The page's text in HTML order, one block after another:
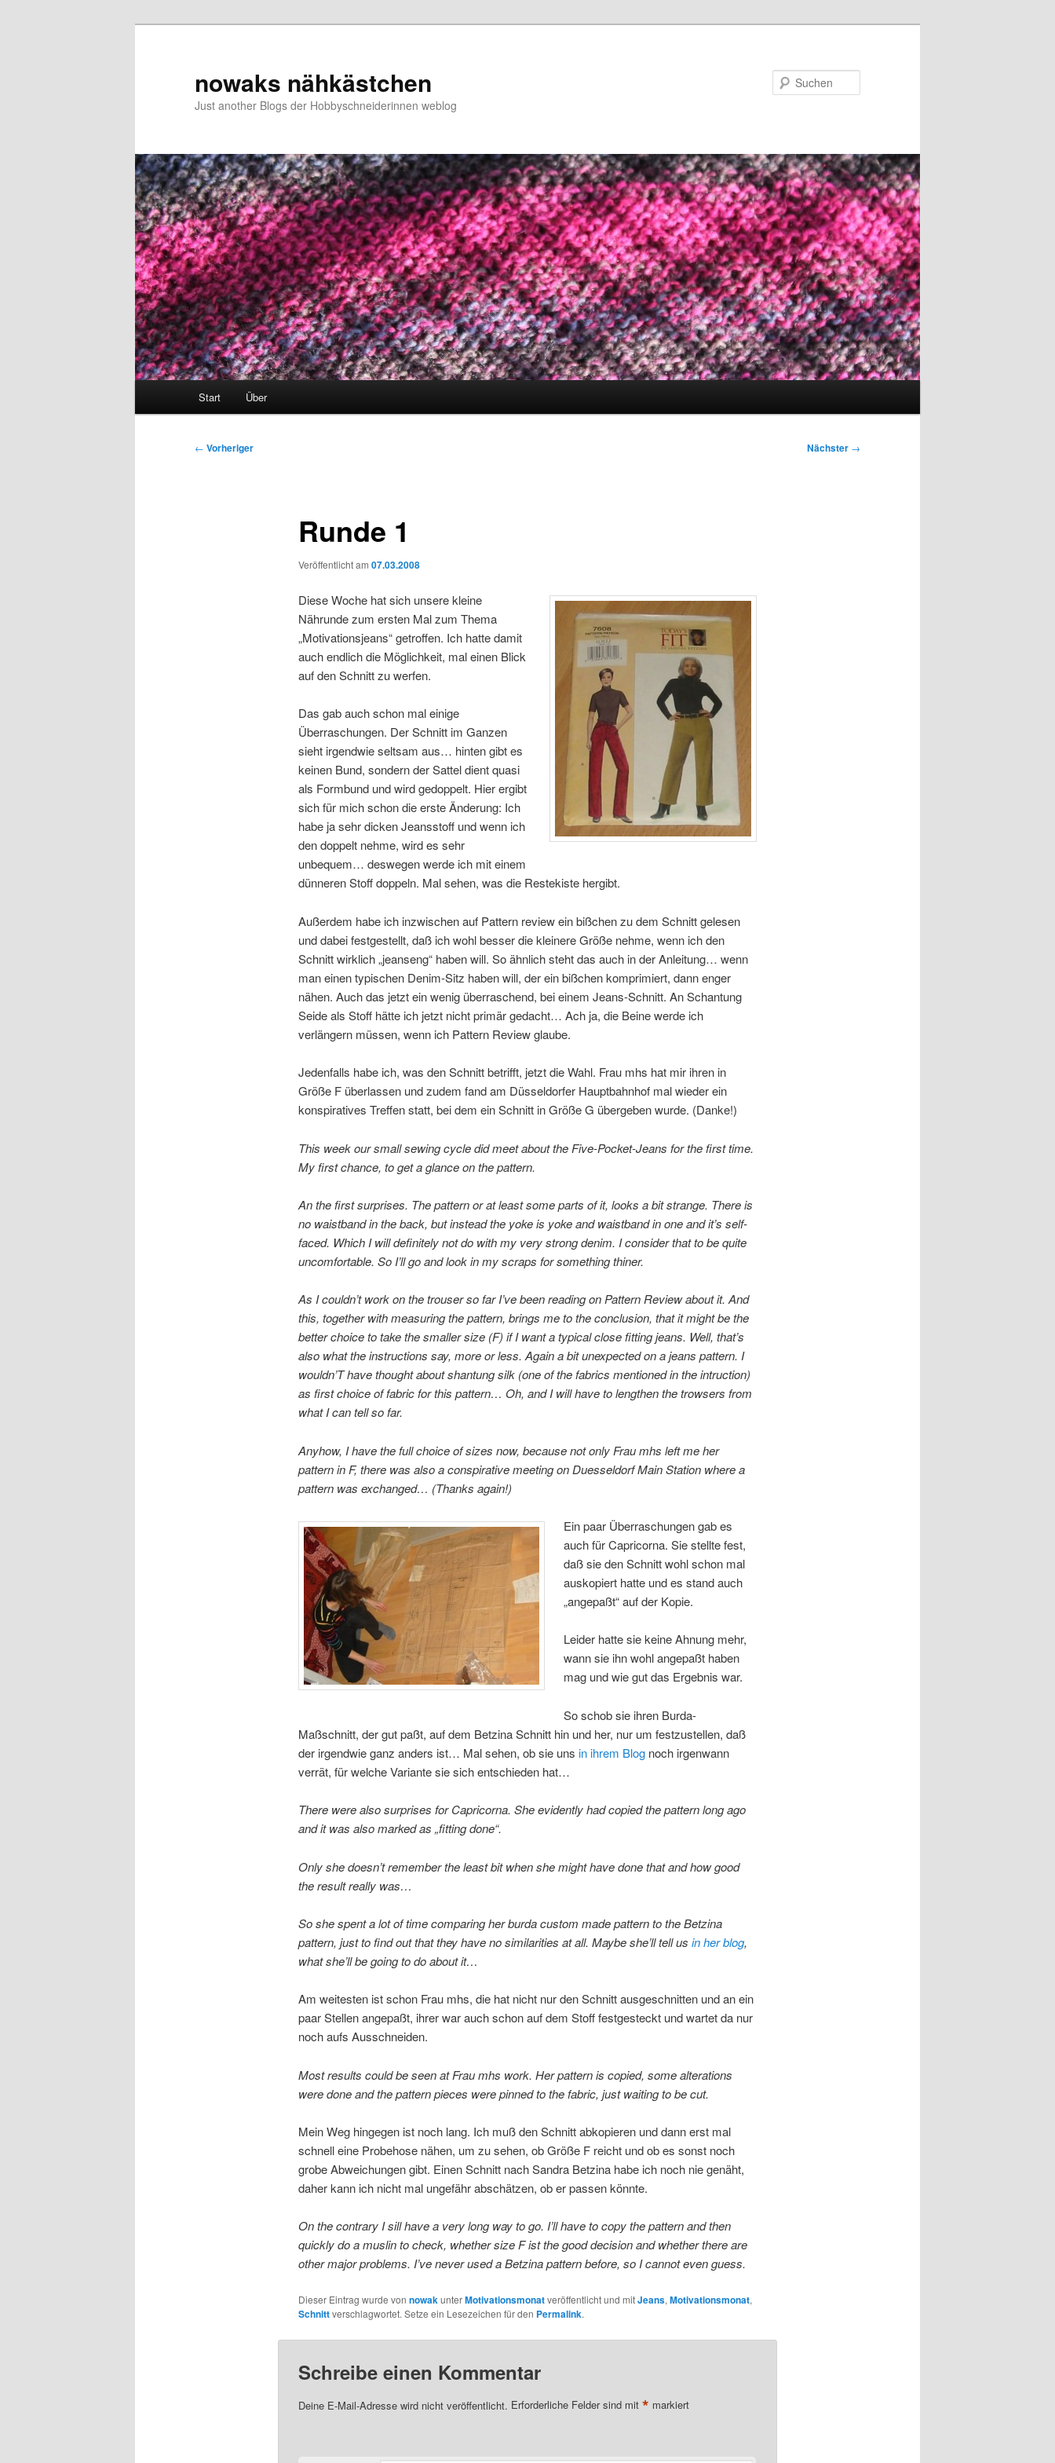
nowaks nähkästchen
Just another Blogs der Hobbyschneiderinnen weblog
Start Über
Beitragsnavigation
← Vorheriger Nächster →
Runde 1
Veröffentlicht am 07.03.2008
Diese Woche hat sich unsere kleine
Nährunde zum ersten Mal zum Thema
„Motivationsjeans“ getroffen. Ich hatte damit
auch endlich die Möglichkeit, mal einen Blick
auf den Schnitt zu werfen.
Das gab auch schon mal einige
Überraschungen. Der Schnitt im Ganzen
sieht irgendwie seltsam aus… hinten gibt es
keinen Bund, sondern der Sattel dient quasi
als Formbund und wird gedoppelt. Hier ergibt
sich für mich schon die erste Änderung: Ich
habe ja sehr dicken Jeansstoff und wenn ich
den doppelt nehme, wird es sehr
unbequem… deswegen werde ich mit einem
dünneren Stoff doppeln. Mal sehen, was die Restekiste hergibt.
Außerdem habe ich inzwischen auf Pattern review ein bißchen zu dem Schnitt gelesen
und dabei festgestellt, daß ich wohl besser die kleinere Größe nehme, wenn ich den
Schnitt wirklich „jeanseng“ haben will. So ähnlich steht das auch in der Anleitung… wenn
man einen typischen Denim-Sitz haben will, der ein bißchen komprimiert, dann enger
nähen. Auch das jetzt ein wenig überraschend, bei einem Jeans-Schnitt. An Schantung
Seide als Stoff hätte ich jetzt nicht primär gedacht… Ach ja, die Beine werde ich
verlängern müssen, wenn ich Pattern Review glaube.
Jedenfalls habe ich, was den Schnitt betrifft, jetzt die Wahl. Frau mhs hat mir ihren in
Größe F überlassen und zudem fand am Düsseldorfer Hauptbahnhof mal wieder ein
konspiratives Treffen statt, bei dem ein Schnitt in Größe G übergeben wurde. (Danke!)
This week our small sewing cycle did meet about the Five-Pocket-Jeans for the first time.
My first chance, to get a glance on the pattern.
An the first surprises. The pattern or at least some parts of it, looks a bit strange. There is
no waistband in the back, but instead the yoke is yoke and waistband in one and it’s self-
faced. Which I will definitely not do with my very strong denim. I consider that to be quite
uncomfortable. So I’ll go and look in my scraps for something thiner.
As I couldn’t work on the trouser so far I’ve been reading on Pattern Review about it. And
this, together with measuring the pattern, brings me to the conclusion, that it might be the
better choice to take the smaller size (F) if I want a typical close fitting jeans. Well, that’s
also what the instructions say, more or less. Again a bit unexpected on a jeans pattern. I
wouldn’T have thought about shantung silk (one of the fabrics mentioned in the intruction)
as first choice of fabric for this pattern… Oh, and I will have to lengthen the trowsers from
what I can tell so far.
Anyhow, I have the full choice of sizes now, because not only Frau mhs left me her
pattern in F, there was also a conspirative meeting on Duesseldorf Main Station where a
pattern was exchanged… (Thanks again!)
Ein paar Überraschungen gab es
auch für Capricorna. Sie stellte fest,
daß sie den Schnitt wohl schon mal
auskopiert hatte und es stand auch
„angepaßt“ auf der Kopie.
Leider hatte sie keine Ahnung mehr,
wann sie ihn wohl angepaßt haben
mag und wie gut das Ergebnis war.
So schob sie ihren Burda-
Maßschnitt, der gut paßt, auf dem Betzina Schnitt hin und her, nur um festzustellen, daß
der irgendwie ganz anders ist… Mal sehen, ob sie uns in ihrem Blognoch irgenwann
verrät, für welche Variante sie sich entschieden hat…
There were also surprises for Capricorna. She evidently had copied the pattern long ago
and it was also marked as „fitting done“.
Only she doesn’t remember the least bit when she might have done that and how good
the result really was…
So she spent a lot of time comparing her burda custom made pattern to the Betzina
pattern, just to find out that they have no similarities at all. Maybe she’ll tell us in her blog,
what she’ll be going to do about it…
Am weitesten ist schon Frau mhs, die hat nicht nur den Schnitt ausgeschnitten und an ein
paar Stellen angepaßt, ihrer war auch schon auf dem Stoff festgesteckt und wartet da nur
noch aufs Ausschneiden.
Most results could be seen at Frau mhs work. Her pattern is copied, some alterations
were done and the pattern pieces were pinned to the fabric, just waiting to be cut.
Mein Weg hingegen ist noch lang. Ich muß den Schnitt abkopieren und dann erst mal
schnell eine Probehose nähen, um zu sehen, ob Größe F reicht und ob es sonst noch
grobe Abweichungen gibt. Einen Schnitt nach Sandra Betzina habe ich noch nie genäht,
daher kann ich nicht mal ungefähr abschätzen, ob er passen könnte.
On the contrary I sill have a very long way to go. I’ll have to copy the pattern and then
quickly do a muslin to check, whether size F ist the good decision and whether there are
other major problems. I’ve never used a Betzina pattern before, so I cannot even guess.
Dieser Eintrag wurde von nowakunterMotivationsmonatveröffentlicht und mitJeans, Motivationsmonat,
Schnittverschlagwortet. Setze ein Lesezeichen für den Permalink.
Schreibe einen Kommentar
Deine E-Mail-Adresse wird nicht veröffentlicht. Erforderliche Felder sind mit * markiert